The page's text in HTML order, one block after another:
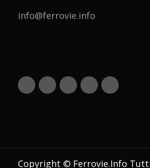
info@ferrovie.info
Copyright © Ferrovie.Info